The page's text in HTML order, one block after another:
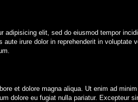
adipisicing elit, sed do eiusmod tempor
aute irure dolor in reprehenderit in
et dolore magna aliqua. Ut enim ad
dolore eu fugiat nulla pariatur. Excepteur